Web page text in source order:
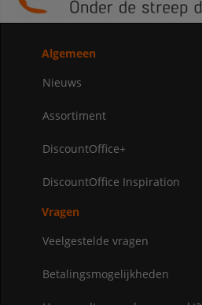
Algemeen
Nieuws
Assortiment
DiscountOffice+
DiscountOffice Inspiration
Vragen
Veelgestelde vragen
Betalingsmogelijkheden